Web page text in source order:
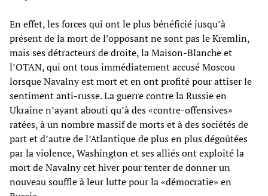
En effet, les forces qui ont le plus bénéficié jusqu’à
présent de la mort de l’opposant ne sont pas le Kremlin,
mais ses détracteurs de droite, la Maison-Blanche et
l’OTAN, qui ont tous immédiatement accusé Moscou
lorsque Navalny est mort et en ont profité pour attiser le
sentiment anti-russe. La guerre contre la Russie en
Ukraine n’ayant abouti qu’à des «contre-offensives»
ratées, à un nombre massif de morts et à des sociétés de
part et d’autre de l’Atlantique de plus en plus dégoûtées
par la violence, Washington et ses alliés ont exploité la
mort de Navalny cet hiver pour tenter de donner un
nouveau souffle à leur lutte pour la «démocratie» en